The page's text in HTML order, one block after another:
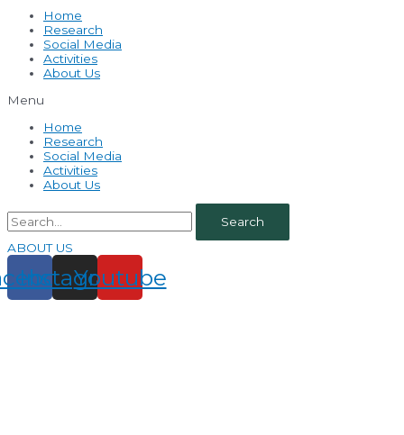
Home
Research
Social Media
Activities
About Us
Menu
Home
Research
Social Media
Activities
About Us
Search
ABOUT US
Instagram
Youtube